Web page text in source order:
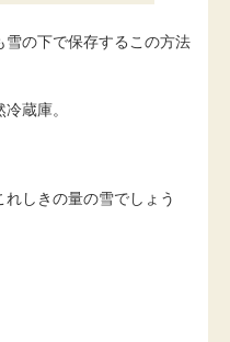
雪の下で保存するこの方法
蔵庫。
しきの量の雪でしょう